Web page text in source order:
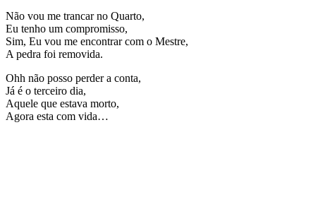
Não vou me trancar no Quarto,
Eu tenho um compromisso,
Sim, Eu vou me encontrar com o Mestre,
A pedra foi removida.
Ohh não posso perder a conta,
Já é o terceiro dia,
Aquele que estava morto,
Agora esta com vida…